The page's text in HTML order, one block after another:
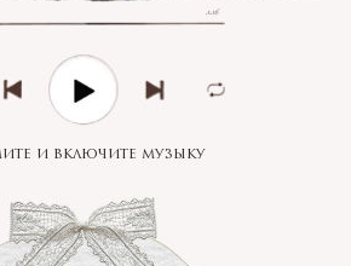
и включите музыку
3:36